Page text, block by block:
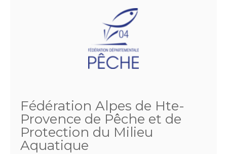
Fédération Alpes de Hte-
Provence de Pêche et de
Protection du Milieu
Aquatique